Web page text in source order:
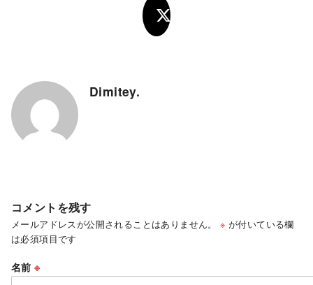
Dimitey.
コメントを残す
メールアドレスが公開されることはありません。 ※ が付いている欄
は必須項目です
名前※